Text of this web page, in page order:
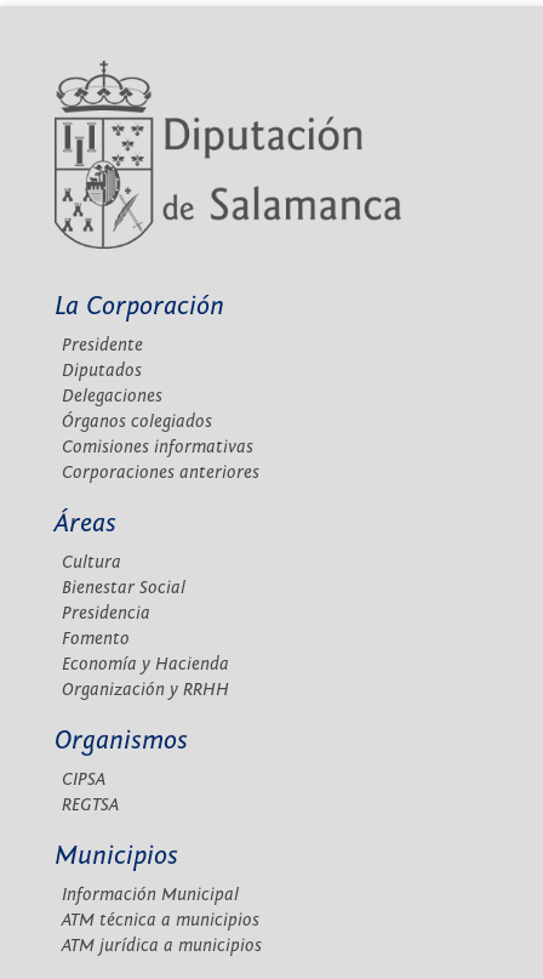
La Corporación
Presidente
Diputados
Delegaciones
Órganos colegiados
Comisiones informativas
Corporaciones anteriores
Áreas
Cultura
Bienestar Social
Presidencia
Fomento
Economía y Hacienda
Organización y RRHH
Organismos
CIPSA
REGTSA
Municipios
Información Municipal
ATM técnica a municipios
ATM jurídica a municipios